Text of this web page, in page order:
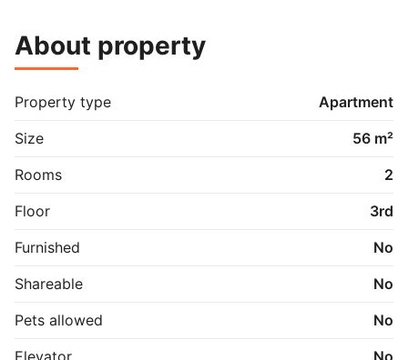
Du får adgang til et lukket og aflåst gårdmiljø, hvor
der er plads til at parkere cyklen og grille om
med Miele vaskemaskine og tørretumbler, som er
inkluderet i huslejen – nemt og bekvemt i hverdagen.
caféer, offentlig transport og grønne områder. Du kan
About property
Property type
Apartment
Size
56 m²
Rooms
2
Floor
3rd
Furnished
No
Shareable
No
Pets allowed
No
Elevator
No